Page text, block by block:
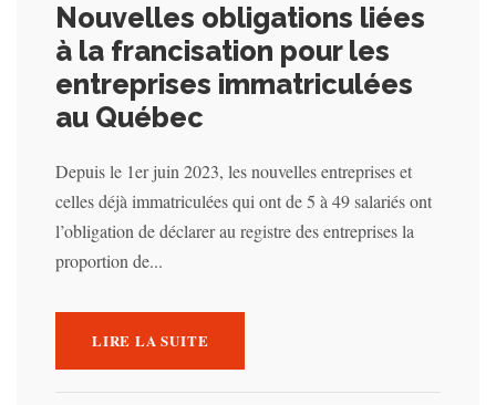
Nouvelles obligations liées
à la francisation pour les
entreprises immatriculées
au Québec
Depuis le 1er juin 2023, les nouvelles entreprises et
celles déjà immatriculées qui ont de 5 à 49 salariés ont
l’obligation de déclarer au registre des entreprises la
proportion de...
LIRE LA SUITE